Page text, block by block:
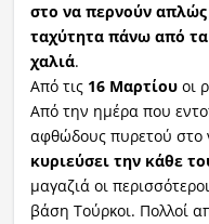
στο να περνούν
ταχύτητα πάνω από
χαλιά.
Από τις 16 Μαρτίουοι
Από την ημέρα που
αφθώδους πυρετού στο
κυριεύσει την κάθε
μαγαζιά οι
βάση Τούρκοι. Πολλοί